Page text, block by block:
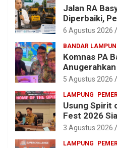
Jalan RA
Diperbaiki,
Alokasikan
6 Agustus 2026
BANDAR
Komnas PA
Kombes Pol.
5 Agustus 2026
LAMPUNG
Usung Spirit
Fest 2026
Spektakuler
3 Agustus 2026
LAMPUNG